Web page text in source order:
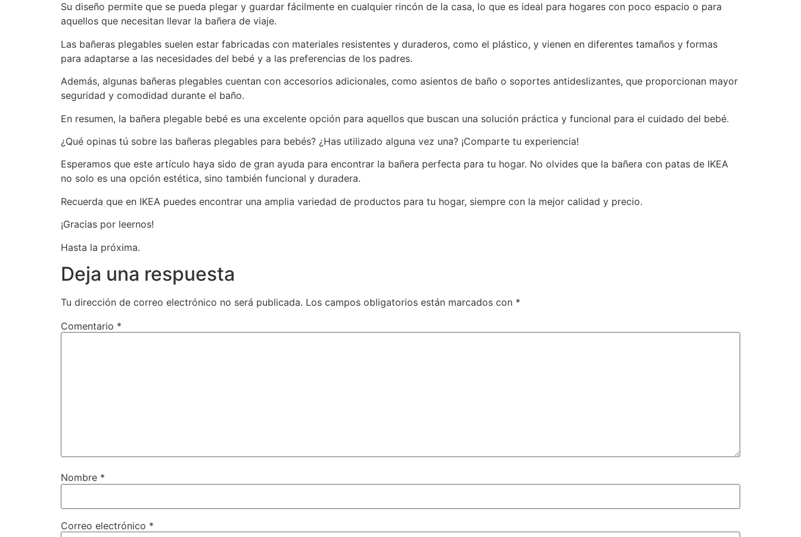
Su diseño permite que se pueda plegar y guardar fácilmente en cualquier rincón de la casa, lo que es ideal para hogares con poco espacio o para
aquellos que necesitan llevar la bañera de viaje.
Las bañeras plegables suelen estar fabricadas con materiales resistentes y duraderos, como el plástico, y vienen en diferentes tamaños y formas
para adaptarse a las necesidades del bebé y a las preferencias de los padres.
Además, algunas bañeras plegables cuentan con accesorios adicionales, como asientos de baño o soportes antideslizantes, que proporcionan mayor
seguridad y comodidad durante el baño.
En resumen, la bañera plegable bebé es una excelente opción para aquellos que buscan una solución práctica y funcional para el cuidado del bebé.
¿Qué opinas tú sobre las bañeras plegables para bebés? ¿Has utilizado alguna vez una? ¡Comparte tu experiencia!
Esperamos que este artículo haya sido de gran ayuda para encontrar la bañera perfecta para tu hogar. No olvides que la bañera con patas de IKEA
no solo es una opción estética, sino también funcional y duradera.
Recuerda que en IKEA puedes encontrar una amplia variedad de productos para tu hogar, siempre con la mejor calidad y precio.
¡Gracias por leernos!
Hasta la próxima.
Deja una respuesta
Tu dirección de correo electrónico no será publicada. Los campos obligatorios están marcados con *
Comentario *
Nombre *
Correo electrónico *